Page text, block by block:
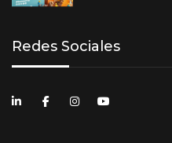
Redes Sociales